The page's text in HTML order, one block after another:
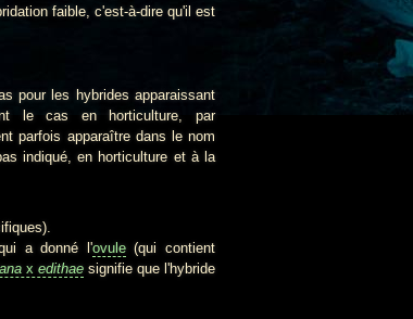
faible, c'est-à-dire qu'il est
les hybrides apparaissant
le cas en horticulture, par
parfois apparaître dans le nom
indiqué, en horticulture et à la
a donné l'ovule(qui contient
x edithae signifie que l'hybride